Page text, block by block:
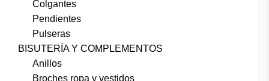
Colgantes
Pendientes
Pulseras
BISUTERÍA Y COMPLEMENTOS
Anillos
Broches ropa y vestidos